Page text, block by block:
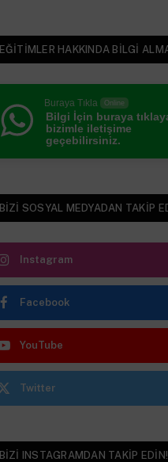
EĞITIMLER HAKKINDA BILGI
Buraya Tıkla Online
Bilgi İçin buraya
bizimle iletişime
geçebilirsiniz.
BIZI SOSYAL MEDYADAN TAKIP
Instagram
Facebook
YouTube
Twitter
BIZI INSTAGRAMDAN TAKIP EDIN!